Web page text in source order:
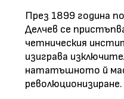
През 1899 година
Делчев се
четническия
изиграва
нататъшното й
революционизиране.